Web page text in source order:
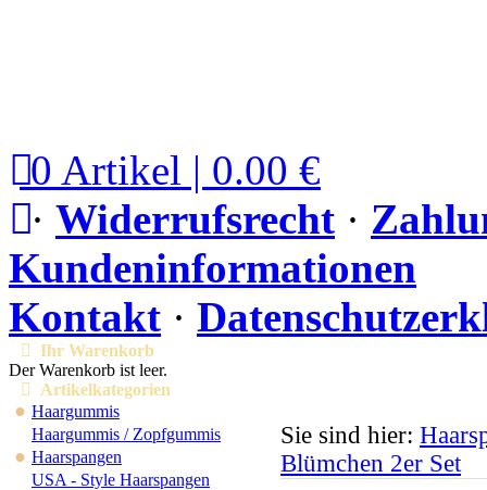
0 Artikel | 0.00 €
· Widerrufsrecht ·
Kundeninformationen
Kontakt ·
Ihr Warenkorb
Der Warenkorb ist leer.
Artikelkategorien
● Haargummis
Haargummis / Zopfgummis
● Haarspangen
USA - Style Haarspangen
Sie sind hier:
Blümchen 2er Set